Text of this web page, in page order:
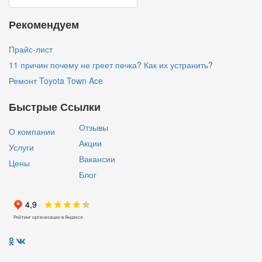
Рекомендуем
Прайс-лист
11 причин почему не греет печка? Как их устранить?
Ремонт Toyota Town Ace
Быстрые Ссылки
О компании
Услуги
Цены
Отзывы
Акции
Вакансии
Блог